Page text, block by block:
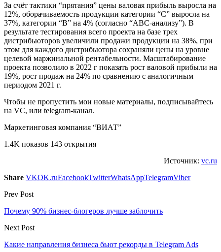
За счёт тактики “прятания” цены валовая прибыль выросла на
12%, оборачиваемость продукции категории “С” выросла на
37%, категории “В” на 4% (согласно “АВС-анализу”). В
результате тестирования всего проекта на базе трех
дистрибьюторов увеличили продажи продукции на 38%, при
этом для каждого дистрибьютора сохраняли цены на уровне
целевой маржинальной рентабельности. Масштабирование
проекта позволило в 2022 г показать рост валовой прибыли на
19%, рост продаж на 24% по сравнению с аналогичным
периодом 2021 г.
Чтобы не пропустить мои новые материалы, подписывайтесь
на VC, или telegram-канал.
Маркетинговая компания “ВИАТ”
1.4K показов 143 открытия
Источник: vc.ru
Share VKOK.ruFacebookTwitterWhatsAppTelegramViber
Prev Post
Почему 90% бизнес-блогеров лучше заблочить
Next Post
Какие направления бизнеса бьют рекорды в Telegram Ads